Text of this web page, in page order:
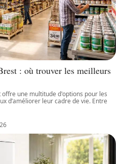
: où trouver les meilleurs
une multitude d'options pour les
d’améliorer leur cadre de vie. Entre